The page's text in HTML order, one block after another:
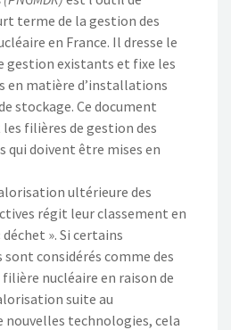
terme de la gestion des
en France. Il dresse le
gestion existants et fixe les
en matière d’installations
stockage. Ce document
filières de gestion des
qui doivent être mises en
ultérieure des
régit leur classement en
». Si certains
considérés comme des
nucléaire en raison de
suite au
nouvelles technologies, cela